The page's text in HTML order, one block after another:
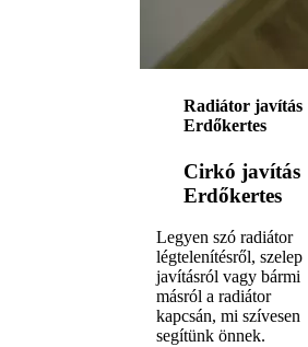
Radiátor javítás
Erdőkertes
Cirkó javítás
Erdőkertes
Legyen szó radiátor
légtelenítésről, szelep
javításról vagy bármi
másról a radiátor
kapcsán, mi szívesen
segítünk önnek.